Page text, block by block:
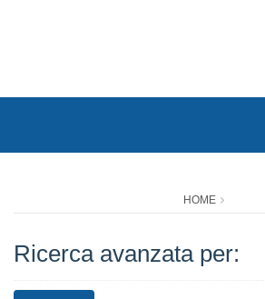
HOME
Ricerca avanzata per: